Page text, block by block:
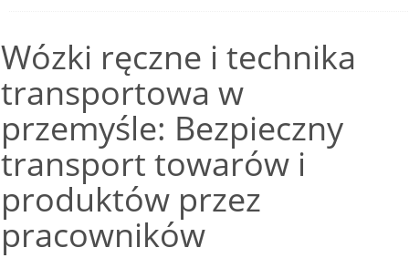
Wózki ręczne i technika
transportowa w
przemyśle: Bezpieczny
transport towarów i
produktów przez
pracowników